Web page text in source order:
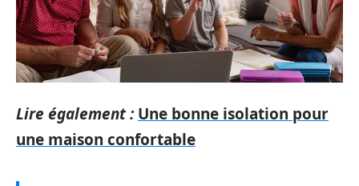
Lire également : Une bonne isolation pour
une maison confortable